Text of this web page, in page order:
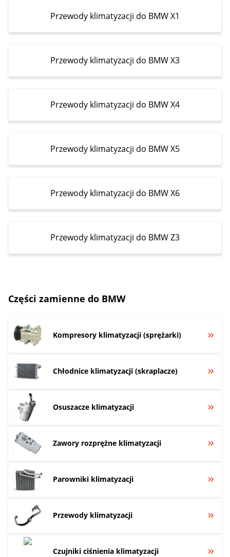
Przewody klimatyzacji do BMW X1
Przewody klimatyzacji do BMW X3
Przewody klimatyzacji do BMW X4
Przewody klimatyzacji do BMW X5
Przewody klimatyzacji do BMW X6
Przewody klimatyzacji do BMW Z3
Części zamienne do BMW
Kompresory klimatyzacji (sprężarki)
Chłodnice klimatyzacji (skraplacze)
Osuszacze klimatyzacji
Zawory rozprężne klimatyzacji
Parowniki klimatyzacji
Przewody klimatyzacji
Czujniki ciśnienia klimatyzacji